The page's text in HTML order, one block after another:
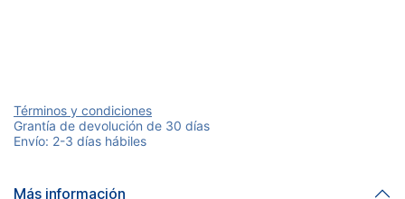
Términos y condiciones
Grantía de devolución de 30 días
Envío: 2-3 días hábiles
Más información